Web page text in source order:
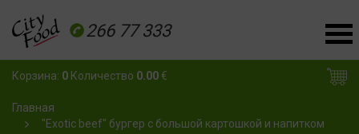
266 77 333
Корзина: 0 Количество 0.00€
Главная
"Exotic beef" бургер с большой картошкой и напитком